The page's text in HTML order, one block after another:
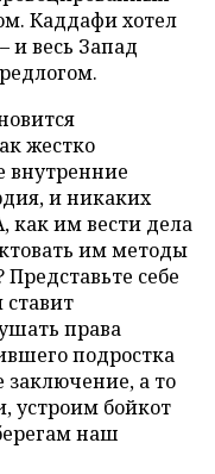
Каддафи хотел
и весь Запад
жестко
и никаких
как им вести дела
им методы
себе
права
подростка
а то
устроим бойкот
наш